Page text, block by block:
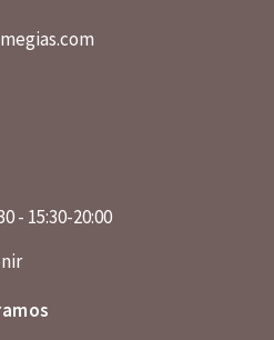
- 15:30-20:00